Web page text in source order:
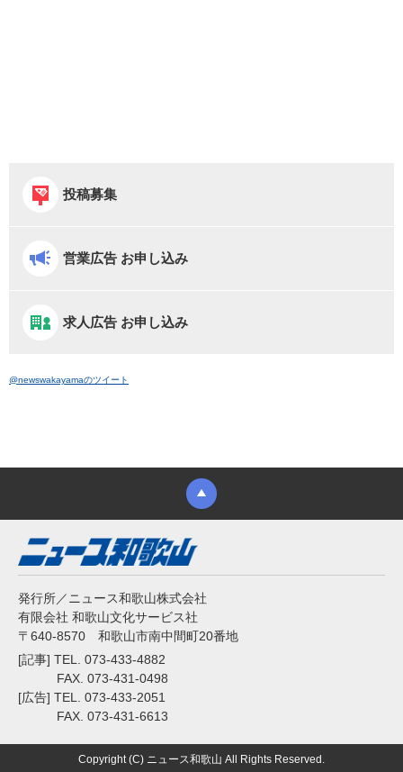
投稿募集
営業広告 お申し込み
求人広告 お申し込み
@newswakayamaのツイート
発行所／ニュース和歌山株式会社
有限会社 和歌山文化サービス社
〒640-8570 和歌山市南中間町20番地
[記事] TEL. 073-433-4882
FAX. 073-431-0498
[広告] TEL. 073-433-2051
FAX. 073-431-6613
Copyright (C) ニュース和歌山 All Rights Reserved.